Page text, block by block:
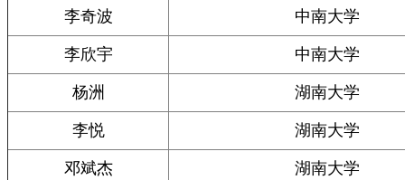
李奇波 中南大学
李欣宇 中南大学
杨洲 湖南大学
李悦 湖南大学
邓斌杰 湖南大学